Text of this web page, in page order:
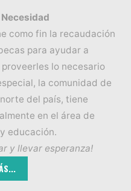
como fin la recaudación
para ayudar a
lo necesario
la comunidad de
del país, tiene
en el área de
educación.
y llevar esperanza!